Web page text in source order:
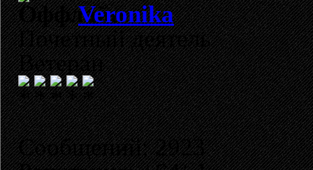
Veronika
Почетный деятель
Ветеран
Сообщений: 2923